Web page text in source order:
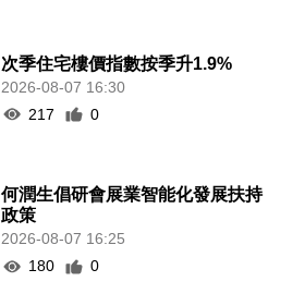
次季住宅樓價指數按季升1.9%
2026-08-07 16:30
217
0
何潤生倡研會展業智能化發展扶持
政策
2026-08-07 16:25
180
0